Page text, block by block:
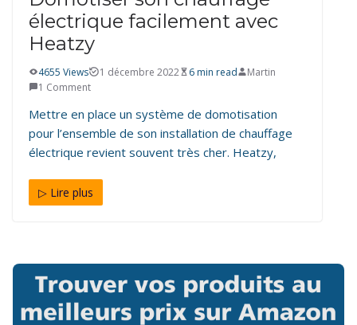
électrique facilement avec
Heatzy
4655 Views 1 décembre 2022 6 min read
Martin
1 Comment
Mettre en place un système de domotisation
pour l’ensemble de son installation de chauffage
électrique revient souvent très cher. Heatzy,
▷ Lire plus